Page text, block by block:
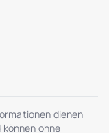
dienen
ohne